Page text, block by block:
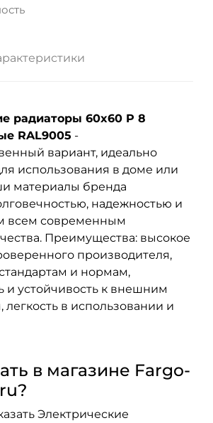
радиаторы 60x60 P 8
RAL9005 -
вариант, идеально
использования в доме или
материалы бренда
надежностью и
всем современным
Преимущества: высокое
производителя,
и нормам,
и устойчивость к внешним
легкость в использовании и
в магазине Fargo-
Электрические